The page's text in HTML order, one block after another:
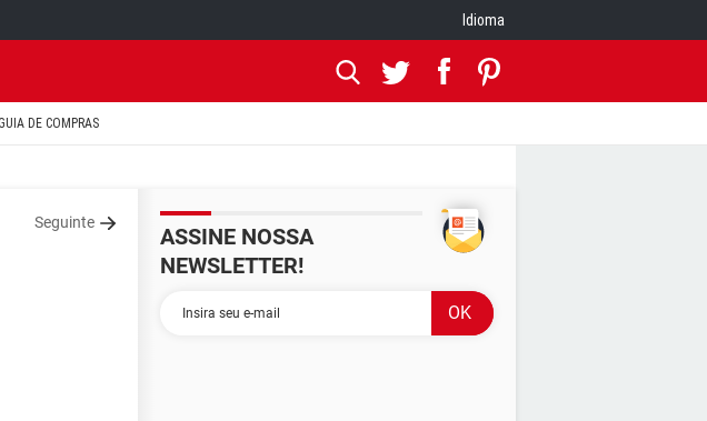
Idioma
GUIA DE COMPRAS
Seguinte
ASSINE NOSSA
NEWSLETTER!